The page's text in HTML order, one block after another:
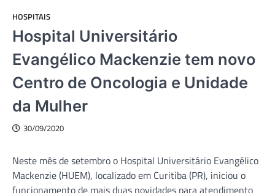
HOSPITAIS
Hospital Universitário
Evangélico Mackenzie tem novo
Centro de Oncologia e Unidade
da Mulher
30/09/2020
Neste mês de setembro o Hospital Universitário Evangélico
Mackenzie (HUEM), localizado em Curitiba (PR), iniciou o
funcionamento de mais duas novidades para atendimento